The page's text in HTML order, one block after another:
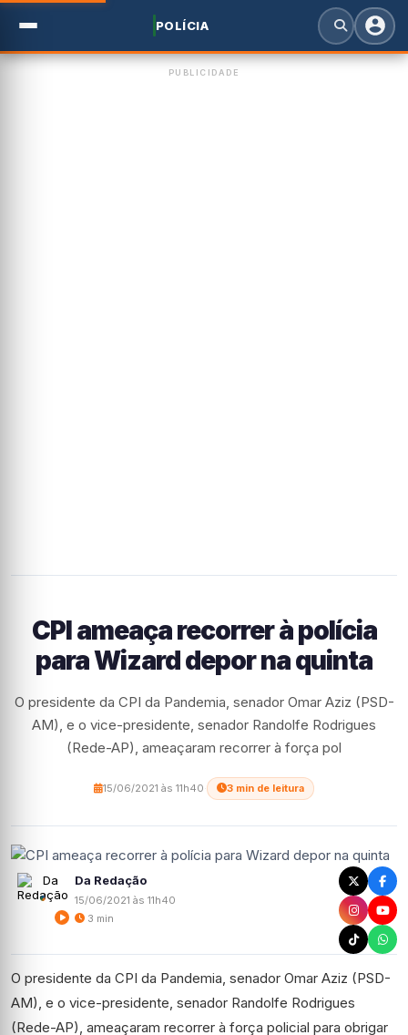
POLÍCIA
PUBLICIDADE
CPI ameaça recorrer à polícia
para Wizard depor na quinta
O presidente da CPI da Pandemia, senador Omar Aziz (PSD-
AM), e o vice-presidente, senador Randolfe Rodrigues
(Rede-AP), ameaçaram recorrer à força pol
15/06/2021 às 11h40 3 min de leitura
Da Redação
15/06/2021 às 11h40
3 min
O presidente da CPI da Pandemia, senador Omar Aziz (PSD-
AM), e o vice-presidente, senador Randolfe Rodrigues
(Rede-AP), ameaçaram recorrer à força policial para obrigar